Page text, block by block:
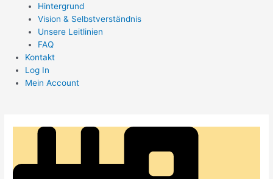
Hintergrund
Vision & Selbstverständnis
Unsere Leitlinien
FAQ
Kontakt
Log In
Mein Account